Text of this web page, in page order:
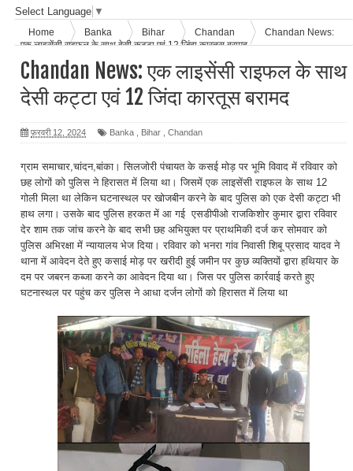
Select Language ▼
Home Banka Bihar Chandan
Chandan News:
एक लाइसेंसी राइफल के साथ देसी कट्टा एवं 12 जिंदा कारतूस बरामद
Chandan News: एक लाइसेंसी राइफल के साथ
देसी कट्टा एवं 12 जिंदा कारतूस बरामद
फ़रवरी 12, 2024 Banka Bihar Chandan
ग्राम समाचार,चांदन,बांका। सिलजोरी पंचायत के कसई मोड़ पर भूमि विवाद में रविवार को
छह लोगों को पुलिस ने हिरासत में लिया था। जिसमें एक लाइसेंसी राइफल के साथ 12
गोली मिला था लेकिन घटनास्थल पर खोजबीन करने के बाद पुलिस को एक देसी कट्टा भी
हाथ लगा। उसके बाद पुलिस हरकत में आ गई एसडीपीओ राजकिशोर कुमार द्वारा रविवार
देर शाम तक जांच करने के बाद सभी छह अभियुक्त पर प्राथमिकी दर्ज कर सोमवार को
पुलिस अभिरक्षा में न्यायालय भेज दिया। रविवार को भनरा गांव निवासी शिबू प्रसाद यादव ने
थाना में आवेदन देते हुए कसाई मोड़ पर खरीदी हुई जमीन पर कुछ व्यक्तियों द्वारा हथियार के
दम पर जबरन कब्जा करने का आवेदन दिया था। जिस पर पुलिस कार्रवाई करते हुए
घटनास्थल पर पहुंच कर पुलिस ने आधा दर्जन लोगों को हिरासत में लिया था